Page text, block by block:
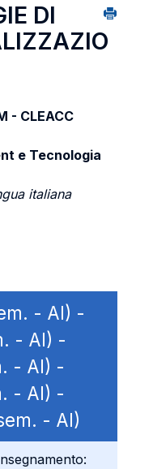
DI
- CLEACC
e Tecnologia
italiana
- AI) -
- AI) -
- AI) -
- AI) -
- AI)